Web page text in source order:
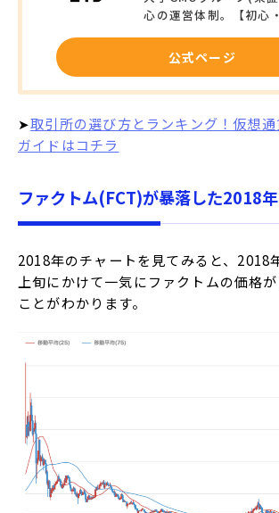
心の運営体制。【初心
公式ページ
➤取引所の選び方とランキング！仮想
ガイドはコチラ
ファクトム(FCT)が暴落した2018
2018年のチャートを見てみると、2018
上旬にかけて一気にファクトムの価格
ことがわかります。